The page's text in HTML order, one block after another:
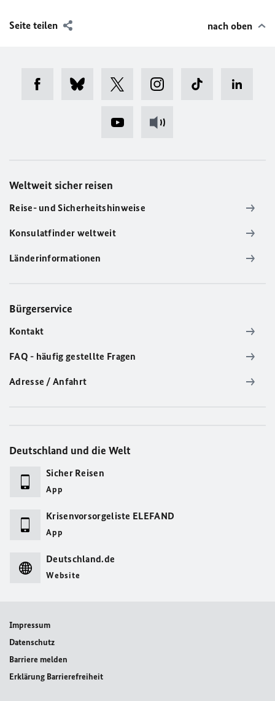
Seite teilen nach oben
Weltweit sicher reisen
Reise- und Sicherheitshinweise
Konsulatfinder weltweit
Länderinformationen
Bürgerservice
Kontakt
FAQ - häufig gestellte Fragen
Adresse / Anfahrt
Deutschland und die Welt
Sicher Reisen
App
Krisenvorsorgeliste ELEFAND
App
Deutschland.de
Website
Impressum
Datenschutz
Barriere melden
Erklärung Barrierefreiheit